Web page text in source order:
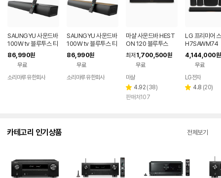
SAUNGYU 사운드바
100W tv 블루투스 티
비 스피커 홈시어터 A
RC 옵티컬 USB
86,990원
무료
소리마루 유한회사
SAUNGYU 사운드바
100W tv 블루투스 티
비 거실 스피커 홈시어
터 ARC 옵티컬
86,990원
무료
소리마루 유한회사
마샬 사운드바 HEST
ON 120 블루투스
최저 1,700,500원
무료
마샬
별
점
4.92 리
뷰
(38)
판매처107
LG 프리미어
H7SAWM74
4,144,000원
무료
LG전자
별 4.8 리
(20)
카테고리 인기상품 전체보기